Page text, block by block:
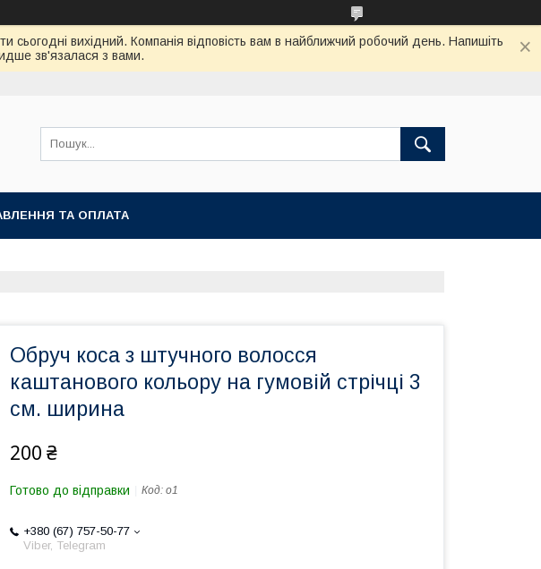
сьогодні вихідний. Компанія відповість вам в найближчий робочий день. Напишіть
зв'язалася з вами.
ТА ОПЛАТА
Обруч коса з штучного волосся
каштанового кольору на гумовій стрічці 3
см. ширина
200 ₴
Готово до відправки Код: о1
+380 (67) 757-50-77
Viber, Telegram